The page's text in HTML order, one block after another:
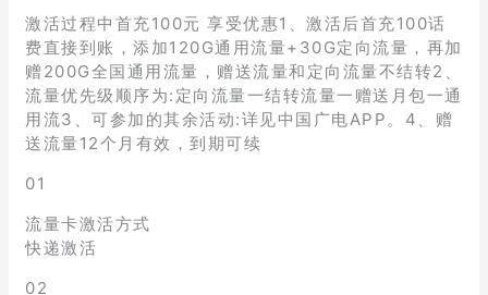
激活过程中首充100元 享受优惠1、激活后首充100话
费直接到账，添加120G通用流量+30G定向流量，再加
赠200G全国通用流量，赠送流量和定向流量不结转2、
流量优先级顺序为:定向流量一结转流量一赠送月包一通
用流3、可参加的其余活动:详见中国广电APP。4、赠
送流量12个月有效，到期可续
01
流量卡激活方式
快递激活
02